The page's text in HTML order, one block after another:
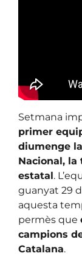
Setmana
primer
diumenge
Nacional, la
estatal.
guanyat 29
aquesta
permès que
campions
Catalana.